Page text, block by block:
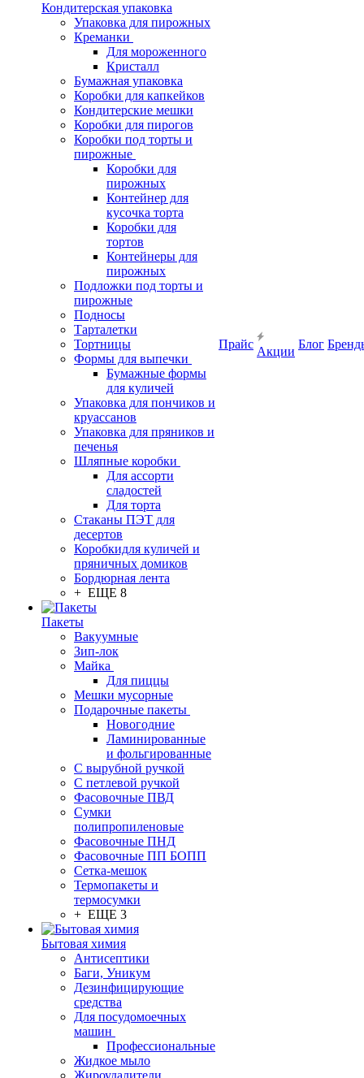
Кондитерская упаковка
Упаковка для пирожных
Креманки
Для мороженного
Кристалл
Бумажная упаковка
Коробки для капкейков
Кондитерские мешки
Коробки для пирогов
Коробки под торты и
пирожные
Коробки для
пирожных
Контейнер для
кусочка торта
Коробки для
тортов
Контейнеры для
пирожных
Подложки под торты и
пирожные
Подносы
Тарталетки
Тортницы
Формы для выпечки
Бумажные формы
для куличей
Упаковка для пончиков и
круассанов
Упаковка для пряников и
печенья
Шляпные коробки
Для ассорти
сладостей
Для торта
Стаканы ПЭТ для
десертов
Коробкидля куличей и
пряничных домиков
Бордюрная лента
+ ЕЩЕ 8
Пакеты
Вакуумные
Зип-лок
Майка
Для пиццы
Мешки мусорные
Подарочные пакеты
Новогодние
Ламинированные
и фольгированные
С вырубной ручкой
С петлевой ручкой
Фасовочные ПВД
Сумки
полипропиленовые
Фасовочные ПНД
Фасовочные ПП БОПП
Сетка-мешок
Термопакеты и
термосумки
+ ЕЩЕ 3
Бытовая химия
Антисептики
Баги, Уникум
Дезинфицирующие
средства
Для посудомоечных
машин
Профессиональные
Жидкое мыло
Жироудалители
Прайс
Акции
Блог